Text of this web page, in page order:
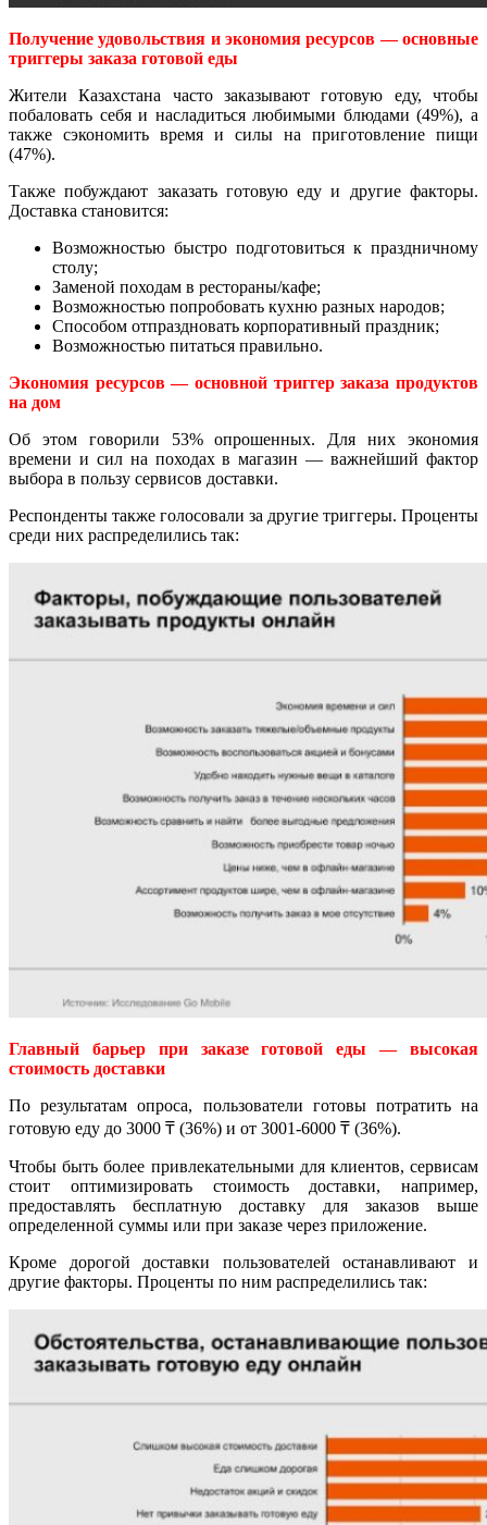
Получение удовольствия и экономия ресурсов — основные
триггеры заказа готовой еды
Жители Казахстана часто заказывают готовую еду, чтобы
побаловать себя и насладиться любимыми блюдами (49%), а
также сэкономить время и силы на приготовление пищи
(47%).
Также побуждают заказать готовую еду и другие факторы.
Доставка становится:
Возможностью быстро подготовиться к праздничному
столу;
Заменой походам в рестораны/кафе;
Возможностью попробовать кухню разных народов;
Способом отпраздновать корпоративный праздник;
Возможностью питаться правильно.
Экономия ресурсов — основной триггер заказа продуктов
на дом
Об этом говорили 53% опрошенных. Для них экономия
времени и сил на походах в магазин — важнейший фактор
выбора в пользу сервисов доставки.
Респонденты также голосовали за другие триггеры. Проценты
среди них распределились так:
Главный барьер при заказе готовой еды — высокая
стоимость доставки
По результатам опроса, пользователи готовы потратить на
готовую еду до 3000 ₸ (36%) и от 3001-6000 ₸ (36%).
Чтобы быть более привлекательными для клиентов, сервисам
стоит оптимизировать стоимость доставки, например,
предоставлять бесплатную доставку для заказов выше
определенной суммы или при заказе через приложение.
Кроме дорогой доставки пользователей останавливают и
другие факторы. Проценты по ним распределились так: